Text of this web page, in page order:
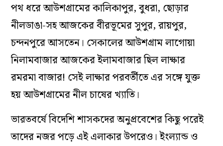
পথ ধরে আউশগ্রামের কালিকাপুর, বুধরা, ছোড়ার
নীলডাঙা-সহ আজকের বীরভূমের সুপুর, রায়পুর,
চন্দনপুরে আসতেন। সেকালের আউশগ্রাম লাগোয়া
নিলামবাজার আজকের ইলামবাজার ছিল লাক্ষার
রমরমা বাজার! সেই লাক্ষার পরবর্তীতে এর সঙ্গে যুক্ত
হয় আউশগ্রামের নীল চাষের খ্যাতি।
ভারতবর্ষে বিদেশি শাসকদের অনুপ্রবেশের কিছু পরেই
তাদের নজর পড়ে এই এলাকার উপরেও। ইংল্যান্ড ও